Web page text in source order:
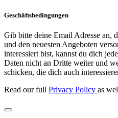
Geschäftsbedingungen
Gib bitte deine Email Adresse an,
und den neuesten Angeboten
interessiert bist, kannst du dich
Daten nicht an Dritte weiter und
schicken, die dich auch
Read our full Privacy Policy as